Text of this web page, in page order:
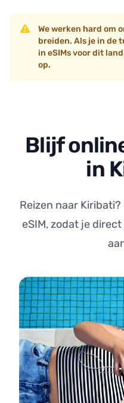
We werken hard om
breiden. Als je in de
in eSIMs voor dit
op.
Blijf
in
Reizen naar
eSIM, zodat je